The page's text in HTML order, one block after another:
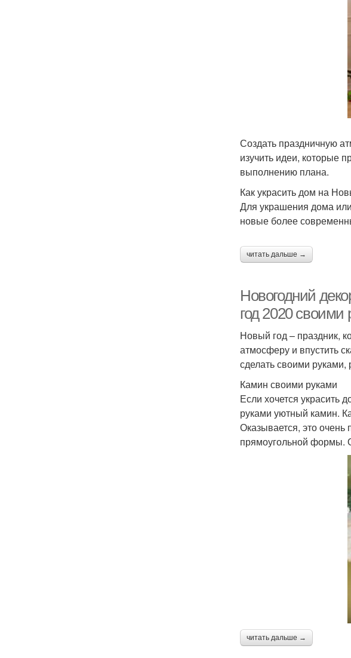
Создать праздничную
изучить идеи, которые
выполнению плана.
Как украсить дом на
Для украшения дома
новые более
читать дальше →
Новогодний
год 2020 своими
Новый год – праздник,
атмосферу и впустить
сделать своими
Камин своими руками
Если хочется украсить
руками уютный камин.
Оказывается, это
прямоугольной формы.
читать дальше →